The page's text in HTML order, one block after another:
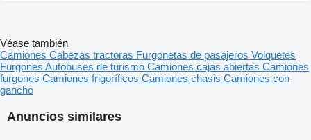
Anuncios similares
Véase también
Camiones Cabezas tractoras Furgonetas de pasajeros Volquetes
Furgones Autobuses de turismo Camiones cajas abiertas Camiones
furgones Camiones frigoríficos Camiones chasis Camiones con
gancho